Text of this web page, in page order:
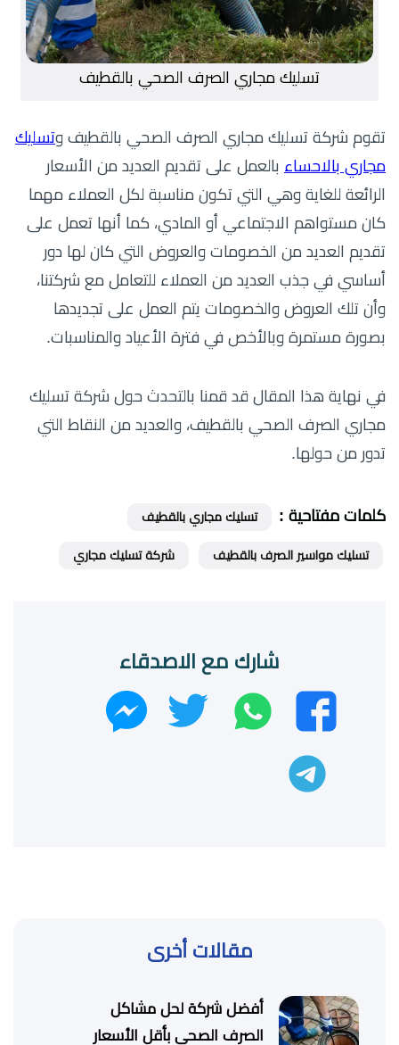
تسليك مجاري الصرف الصحي بالقطيف
تقوم شركة تسليك مجاري الصرف الصحي بالقطيف وتسليك
مجاري بالاحساء بالعمل على تقديم العديد من الأسعار
الرائعة للغاية وهي التي تكون مناسبة لكل العملاء مهما
كان مستواهم الاجتماعي أو المادي، كما أنها تعمل على
تقديم العديد من الخصومات والعروض التي كان لها دور
أساسي في جذب العديد من العملاء للتعامل مع شركتنا،
وأن تلك العروض والخصومات يتم العمل على تجديدها
بصورة مستمرة وبالأخص في فترة الأعياد والمناسبات.
في نهاية هذا المقال قد قمنا بالتحدث حول شركة تسليك
مجاري الصرف الصحي بالقطيف، والعديد من النقاط التي
تدور من حولها.
كلمات مفتاحية : تسليك مجاري بالقطيف
تسليك مواسير الصرف بالقطيف شركة تسليك مجاري
شارك مع الاصدقاء
فيسبوك
واتساب تويتر
مقالات أخرى
أفضل شركة لحل مشاكل
الصرف الصحي بأقل الأسعار